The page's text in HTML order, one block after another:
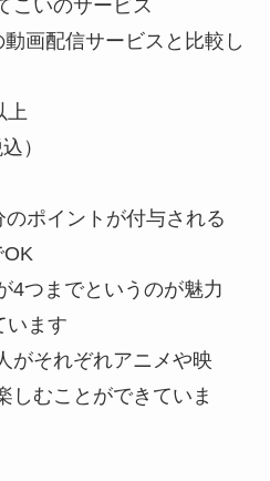
こいのサービス
画配信サービスと比較し
上
）
ポイントが付与される
OK
4つまでというのが魅力
います
それぞれアニメや映
しむことができていま